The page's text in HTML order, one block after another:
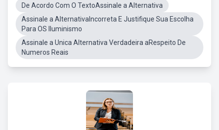
De Acordo Com O TextoAssinale a Alternativa
Assinale a AlternativaIncorreta E Justifique Sua Escolha
Para OS Iluminismo
Assinale a Unica Alternativa Verdadeira aRespeito De
Numeros Reais